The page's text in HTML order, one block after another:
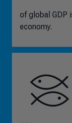
of global GDP
economy.